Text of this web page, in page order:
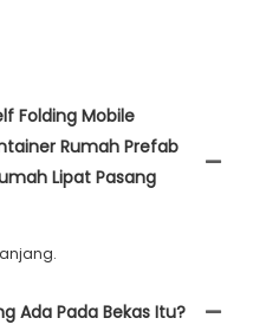
Folding Mobile
Rumah Prefab
Lipat Pasang
Ada Pada Bekas Itu?